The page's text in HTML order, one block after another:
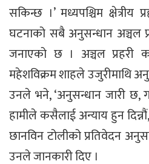
सकिन्छ ।’ मध्यपश्चिम क्षेत्रीय
घटनाको सबै अनुसन्धान अञ्चल
जनाएको छ । अञ्चल प्रहरी
महेशविक्रम शाहले उजुरीमाथि
उनले भने, ‘अनुसन्धान जारी छ,
हामीले कसैलाई अन्याय हुन
छानविन टोलीको प्रतिवेदन
उनले जानकारी दिए ।